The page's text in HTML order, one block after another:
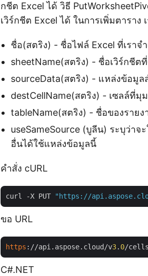
กชีต Excel ได้ วิธี
เวิร์กชีต Excel ได้ ในการเพิ่มตาราง
ชื่อ(สตริง) - ชื่อไฟล์ Excel ที่เราจ
sheetName(สตริง) - ชื่อเวิร์กชี
sourceData(สตริง) - แหล่งข้อมูล
destCellName(สตริง) - เซลล์ที่มุ
tableName(สตริง) - ชื่อของรายง
useSameSource (บูลีน) ระบุว่า
อื่นได้ใช้แหล่งข้อมูลนี้
คำสั่ง cURL
curl -X PUT "https://
ขอ URL
https ://api.aspose.cloud/v3. 0/
C#.NET